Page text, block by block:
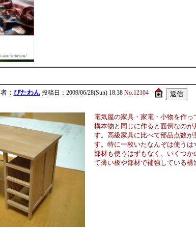
： ぴたわん 投稿日：2009/06/28(Sun) 18:38 No.12104
電気屋の家具・家電・小物を作っ
構本物と同じに作ると面倒なのが
す。高級家具に比べて部品点数が
す。特に一枚いたなんぞは使うは
部材も使うはずもなく、いくつか
て薄い板や部材で補強している構